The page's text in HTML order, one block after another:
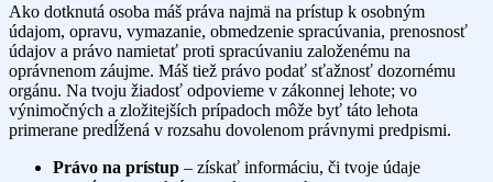
Ako dotknutá osoba máš práva najmä na prístup k osobným
údajom, opravu, vymazanie, obmedzenie spracúvania, prenosnosť
údajov a právo namietať proti spracúvaniu založenému na
oprávnenom záujme. Máš tiež právo podať sťažnosť dozornému
orgánu. Na tvoju žiadosť odpovieme v zákonnej lehote; vo
výnimočných a zložitejších prípadoch môže byť táto lehota
primerane predĺžená v rozsahu dovolenom právnymi predpismi.
Právo na prístup – získať informáciu, či tvoje údaje